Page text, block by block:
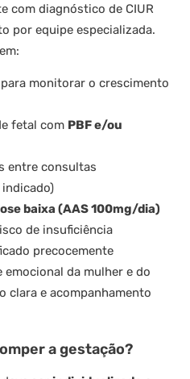
com diagnóstico de CIUR
por equipe especializada.
para monitorar o crescimento
fetal com PBF e/ou
entre consultas
indicado)
baixa (AAS 100mg/dia)
de insuficiência
precocemente
da mulher e do
clara e acompanhamento
a gestação?